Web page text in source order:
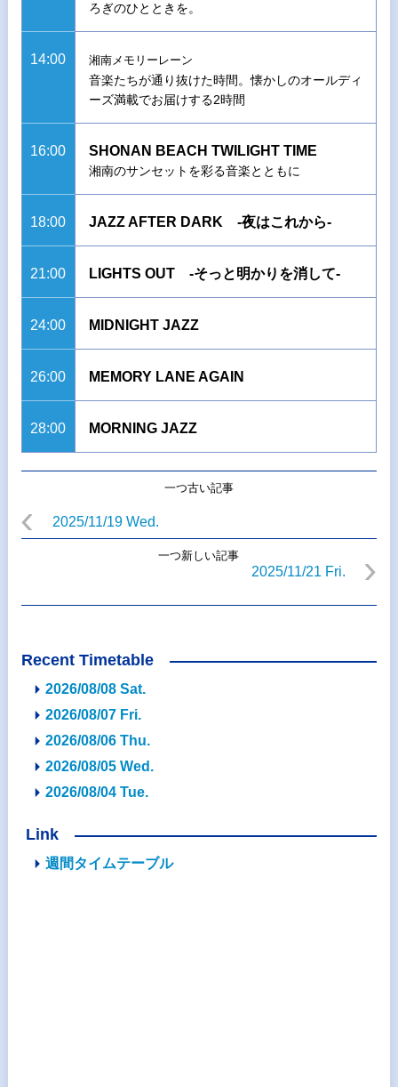
ろぎのひとときを。
14:00 湘南メモリーレーン
音楽たちが通り抜けた時間。懐かしのオールディ
ーズ満載でお届けする2時間
16:00 SHONAN BEACH TWILIGHT TIME
湘南のサンセットを彩る音楽とともに
18:00 JAZZ AFTER DARK -夜はこれから-
21:00 LIGHTS OUT -そっと明かりを消して-
24:00 MIDNIGHT JAZZ
26:00 MEMORY LANE AGAIN
28:00 MORNING JAZZ
一つ古い記事
2025/11/19 Wed.
一つ新しい記事
2025/11/21 Fri.
Recent Timetable
2026/08/08 Sat.
2026/08/07 Fri.
2026/08/06 Thu.
2026/08/05 Wed.
2026/08/04 Tue.
Link
週間タイムテーブル